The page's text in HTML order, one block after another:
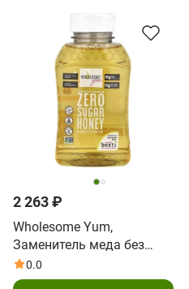
2 263 ₽
Wholesome Yum,
Заменитель меда без
сахара, 312 г (11 унций)
0.0